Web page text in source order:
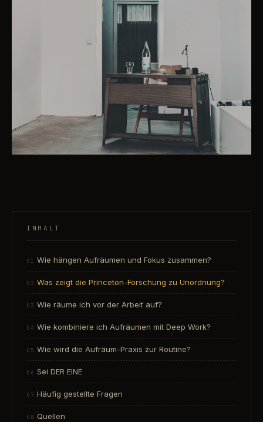
INHALT
Wie hängen Aufräumen und Fokus zusammen?
Was zeigt die Princeton-Forschung zu Unordnung?
Wie räume ich vor der Arbeit auf?
Wie kombiniere ich Aufräumen mit Deep Work?
Wie wird die Aufräum-Praxis zur Routine?
Sei DER EINE
Häufig gestellte Fragen
Quellen